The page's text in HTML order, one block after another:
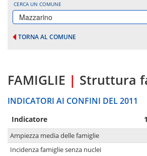
CERCA UN COMUNE
Mazzarino
TORNA AL COMUNE
FAMIGLIE | Struttura
INDICATORI AI CONFINI DEL 2011
Indicatore
Ampiezza media delle famiglie
Incidenza famiglie senza nuclei